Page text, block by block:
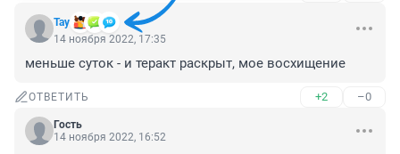
Тау
14 ноября 2022, 17:35
меньше суток - и теракт раскрыт, мое восхищение
ОТВЕТИТЬ +2 –0
Гость
14 ноября 2022, 16:52